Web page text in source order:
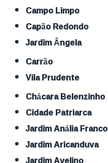
Campo Limpo
Capão Redondo
Jardim Ângela
Carrão
Vila Prudente
Chácara Belenzinho
Cidade Patriarca
Jardim Anália Franco
Jardim Aricanduva